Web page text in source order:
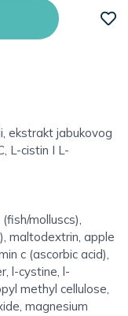
ekstrakt jabukovog
L-cistin I L-
molluscs),
maltodextrin, apple
c (ascorbic acid),
l-cystine, l-
methyl cellulose,
magnesium